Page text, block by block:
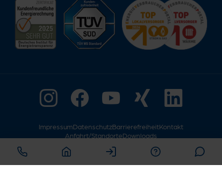
© Copyright 2026
ImpressumDatenschutzBarrierefreiheitKontakt
Anfahrt/StandorteDownloads